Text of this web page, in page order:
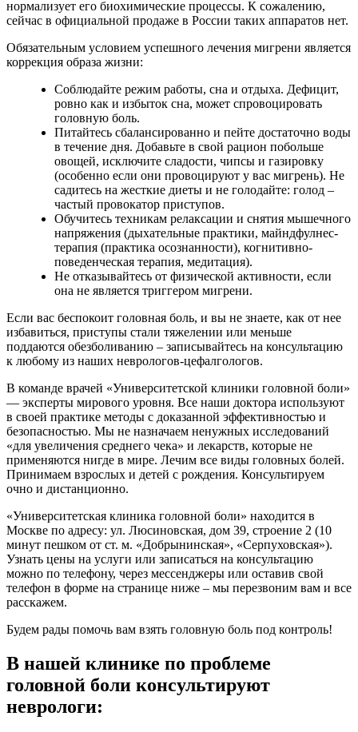
нормализует его биохимические процессы. К сожалению,
сейчас в официальной продаже в России таких аппаратов нет.
Обязательным условием успешного лечения мигрени является
коррекция образа жизни:
Соблюдайте режим работы, сна и отдыха. Дефицит,
ровно как и избыток сна, может спровоцировать
головную боль.
Питайтесь сбалансированно и пейте достаточно воды
в течение дня. Добавьте в свой рацион побольше
овощей, исключите сладости, чипсы и газировку
(особенно если они провоцируют у вас мигрень). Не
садитесь на жесткие диеты и не голодайте: голод –
частый провокатор приступов.
Обучитесь техникам релаксации и снятия мышечного
напряжения (дыхательные практики, майндфулнес-
терапия (практика осознанности), когнитивно-
поведенческая терапия, медитация).
Не отказывайтесь от физической активности, если
она не является триггером мигрени.
Если вас беспокоит головная боль, и вы не знаете, как от нее
избавиться, приступы стали тяжелении или меньше
поддаются обезболиванию – записывайтесь на консультацию
к любому из наших неврологов-цефалгологов.
В команде врачей «Университетской клиники головной боли»
— эксперты мирового уровня. Все наши доктора используют
в своей практике методы с доказанной эффективностью и
безопасностью. Мы не назначаем ненужных исследований
«для увеличения среднего чека» и лекарств, которые не
применяются нигде в мире. Лечим все виды головных болей.
Принимаем взрослых и детей с рождения. Консультируем
очно и дистанционно.
«Университетская клиника головной боли» находится в
Москве по адресу: ул. Люсиновская, дом 39, строение 2 (10
минут пешком от ст. м. «Добрынинская», «Серпуховская»).
Узнать цены на услуги или записаться на консультацию
можно по телефону, через мессенджеры или оставив свой
телефон в форме на странице ниже – мы перезвоним вам и все
расскажем.
Будем рады помочь вам взять головную боль под контроль!
В нашей клинике по проблеме
головной боли консультируют
неврологи: